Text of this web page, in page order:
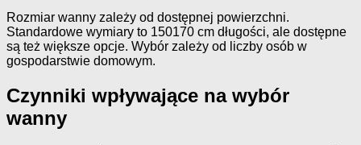
Rozmiar wanny zależy od dostępnej powierzchni.
Standardowe wymiary to 150170 cm długości, ale dostępne
są też większe opcje. Wybór zależy od liczby osób w
gospodarstwie domowym.
Czynniki wpływające na wybór
wanny